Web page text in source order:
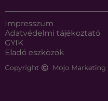
Copyright Mojo Marketing
Impresszum
Adatvédelmi tájékoztató
GYIK
Eladó eszközök